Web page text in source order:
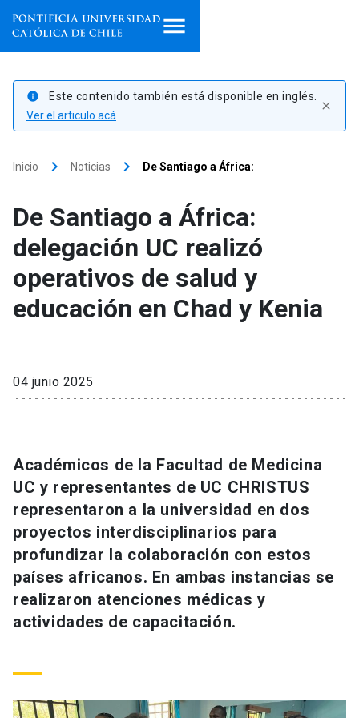
Programas de estudio
institutos
Investigación
Internacionalización launch
Extensión
Estudiantes
Académicos
Personal
Alumni launch
ACCESOS DIRECTOS
Admisión
Mi Cuenta UC launch
Correo UC launch
Mi Portal UC launch
Donaciones launch
info
Este contenido también está disponible en inglés.
Ver el articulo acá
close
Inicio keyboard_arrow_right Noticias keyboard_arrow_right De Santiago a África:
De Santiago a África:
delegación UC realizó
operativos de salud y
educación en Chad y Kenia
04 junio 2025
Académicos de la Facultad de Medicina
UC y representantes de UC CHRISTUS
representaron a la universidad en dos
proyectos interdisciplinarios para
profundizar la colaboración con estos
países africanos. En ambas instancias se
realizaron atenciones médicas y
actividades de capacitación.